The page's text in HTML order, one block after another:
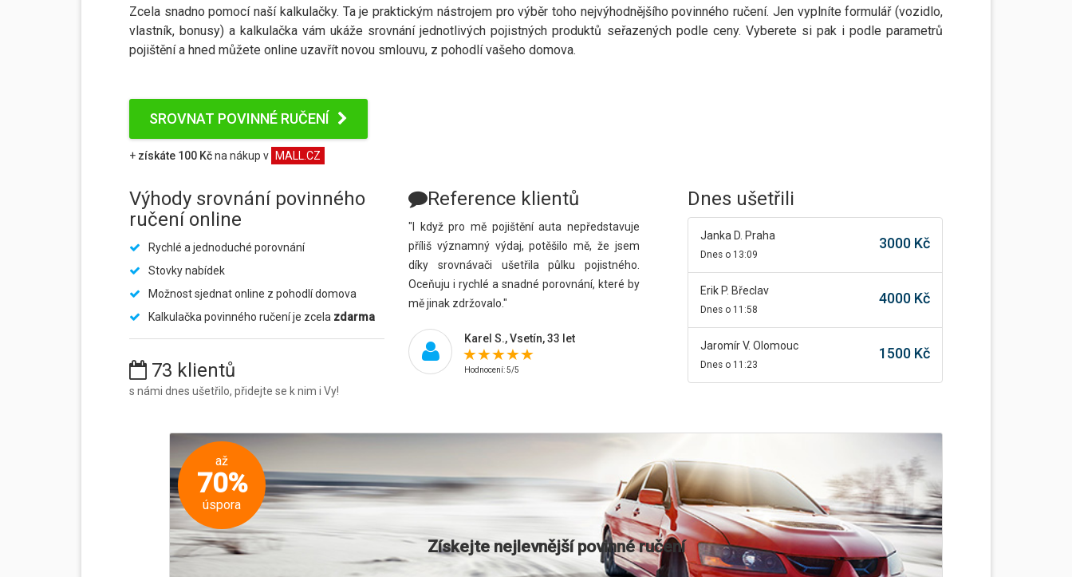
Zcela snadno pomocí naší kalkulačky. Ta je praktickým nástrojem pro výběr toho nejvýhodnějšího povinného ručení. Jen vyplníte formulář (vozidlo,
vlastník, bonusy) a kalkulačka vám ukáže srovnání jednotlivých pojistných produktů seřazených podle ceny. Vyberete si pak i podle parametrů
pojištění a hned můžete online uzavřít novou smlouvu, z pohodlí vašeho domova.
SROVNAT POVINNÉ RUČENÍ
+ získáte 100 Kčna nákup v MALL.CZ
Výhody srovnání povinného
ručení online
Rychlé a jednoduché porovnání
Stovky nabídek
Možnost sjednat online z pohodlí domova
Kalkulačka povinného ručení je zcela zdarma
73 klientů
s námi dnes ušetřilo, přidejte se k nim i Vy!
Reference klientů
"I když pro mě pojištění auta nepředstavuje
příliš významný výdaj, potěšilo mě, že jsem
díky srovnávači ušetřila půlku pojistného.
Oceňuju i rychlé a snadné porovnání, které by
mě jinak zdržovalo."
Karel S., Vsetín, 33 let
Hodnocení: 5/5
Dnes ušetřili
3000 Kč
Janka D. Praha
Dnes o 13:09
4000 Kč
Erik P. Břeclav
Dnes o 11:58
1500 Kč
Jaromír V. Olomouc
Dnes o 11:23
až
70%
úspora
Získejte nejlevnější povinné ručení